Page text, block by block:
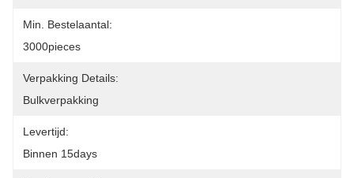
Min. Bestelaantal:
3000pieces
Verpakking Details:
Bulkverpakking
Levertijd:
Binnen 15days